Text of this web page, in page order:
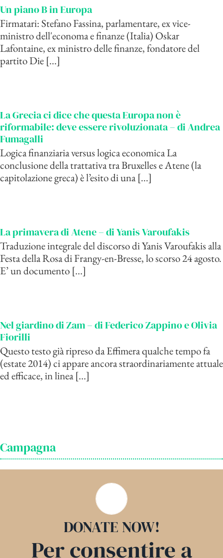
Un piano B in Europa
Firmatari: Stefano Fassina, parlamentare, ex vice-
ministro dell'economa e finanze (Italia) Oskar
Lafontaine, ex ministro delle finanze, fondatore del
partito Die [...]
La Grecia ci dice che questa Europa non è
riformabile: deve essere rivoluzionata – di Andrea
Fumagalli
Logica finanziaria versus logica economica La
conclusione della trattativa tra Bruxelles e Atene (la
capitolazione greca) è l’esito di una [...]
La primavera di Atene – di Yanis Varoufakis
Traduzione integrale del discorso di Yanis Varoufakis alla
Festa della Rosa di Frangy-en-Bresse, lo scorso 24 agosto.
E’ un documento [...]
Nel giardino di Zam – di Federico Zappino e Olivia
Fiorilli
Questo testo già ripreso da Effimera qualche tempo fa
(estate 2014) ci appare ancora straordinariamente attuale
ed efficace, in linea [...]
Campagna
DONATE NOW!
Per consentire a
Fai qui la tua donazione: